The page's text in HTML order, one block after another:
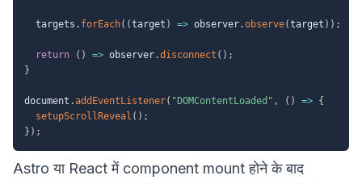
  targets
. forEach( (target ) => observer.observe(target ) ) ;
return ( ) => observer.disconnect ( ) ;
}
document .addEventListener( "DOMContentLoaded" , ( ) => {
setupScrollReveal ( ) ;
} ) ;
Astro या React में component mount होने के बाद